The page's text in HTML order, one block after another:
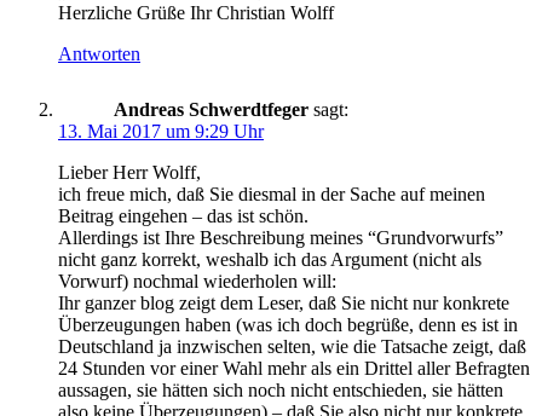
Herzliche Grüße Ihr Christian Wolff
Antworten
Andreas Schwerdtfeger sagt:
13. Mai 2017 um 9:29 Uhr
Lieber Herr Wolff,
ich freue mich, daß Sie diesmal in der Sache auf meinen
Beitrag eingehen – das ist schön.
Allerdings ist Ihre Beschreibung meines “Grundvorwurfs”
nicht ganz korrekt, weshalb ich das Argument (nicht als
Vorwurf) nochmal wiederholen will:
Ihr ganzer blog zeigt dem Leser, daß Sie nicht nur konkrete
Überzeugungen haben (was ich doch begrüße, denn es ist in
Deutschland ja inzwischen selten, wie die Tatsache zeigt, daß
24 Stunden vor einer Wahl mehr als ein Drittel aller Befragten
aussagen, sie hätten sich noch nicht entschieden, sie hätten
also keine Überzeugungen) – daß Sie also nicht nur konkrete